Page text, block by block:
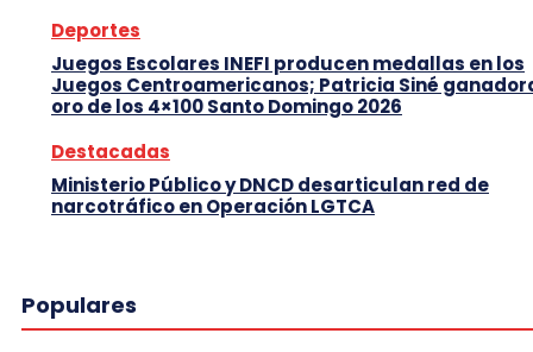
Deportes
Juegos Escolares INEFI producen medallas en los
Juegos Centroamericanos; Patricia Siné
oro de los 4×100 Santo Domingo 2026
Destacadas
Ministerio Público y DNCD desarticulan red de
narcotráfico en Operación LGTCA
Populares